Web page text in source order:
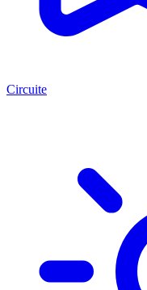
Circuite